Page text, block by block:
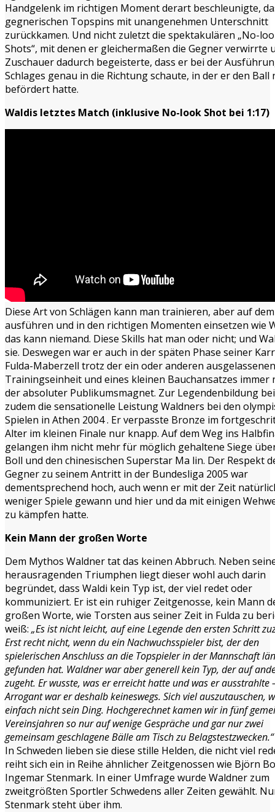
Handgelenk im richtigen Moment derart beschleunigte,
gegnerischen Topspins mit unangenehmen Unterschnitt
zurückkamen. Und nicht zuletzt die spektakulären „No-
Shots“, mit denen er gleichermaßen die Gegner verwirrte
Zuschauer dadurch begeisterte, dass er bei der
Schlages genau in die Richtung schaute, in der er den Ball
befördert hatte.
Waldis letztes Match (inklusive No-look Shot bei 1:17)
Diese Art von Schlägen kann man trainieren, aber auf
ausführen und in den richtigen Momenten einsetzen wie
das kann niemand. Diese Skills hat man oder nicht; und
sie. Deswegen war er auch in der späten Phase seiner
Fulda-Maberzell trotz der ein oder anderen ausgelassenen
Trainingseinheit und eines kleinen Bauchansatzes immer
der absoluter Publikumsmagnet. Zur Legendenbildung
zudem die sensationelle Leistung Waldners bei den
Spielen in Athen 2004 . Er verpasste Bronze im
Alter im kleinen Finale nur knapp. Auf dem Weg ins
gelangen ihm nicht mehr für möglich gehaltene Siege
Boll und den chinesischen Superstar Ma lin. Der Respekt
Gegner zu seinem Antritt in der Bundesliga 2005 war
dementsprechend hoch, auch wenn er mit der Zeit
weniger Spiele gewann und hier und da mit einigen
zu kämpfen hatte.
Kein Mann der großen Worte
Dem Mythos Waldner tat das keinen Abbruch. Neben
herausragenden Triumphen liegt dieser wohl auch darin
begründet, dass Waldi kein Typ ist, der viel redet oder
kommuniziert. Er ist ein ruhiger Zeitgenosse, kein Mann
großen Worte, wie Torsten aus seiner Zeit in Fulda zu
weiß: „Es ist nicht leicht, auf eine Legende den ersten Schritt
Erst recht nicht, wenn du ein Nachwuchsspieler bist, der den
spielerischen Anschluss an die Topspieler in der Mannschaft
gefunden hat. Waldner war aber generell kein Typ, der auf
zugeht. Er wusste, was er erreicht hatte und was er ausstrahlte
Arrogant war er deshalb keineswegs. Sich viel auszutauschen,
einfach nicht sein Ding. Hochgerechnet kamen wir in fünf
Vereinsjahren so nur auf wenige Gespräche und gar nur zwei
gemeinsam geschlagene Bälle am Tisch zu Belagstestzwecken.“
In Schweden lieben sie diese stille Helden, die nicht viel
reiht sich ein in Reihe ähnlicher Zeitgenossen wie Björn
Ingemar Stenmark. In einer Umfrage wurde Waldner zum
zweitgrößten Sportler Schwedens aller Zeiten gewählt.
Stenmark steht über ihm.